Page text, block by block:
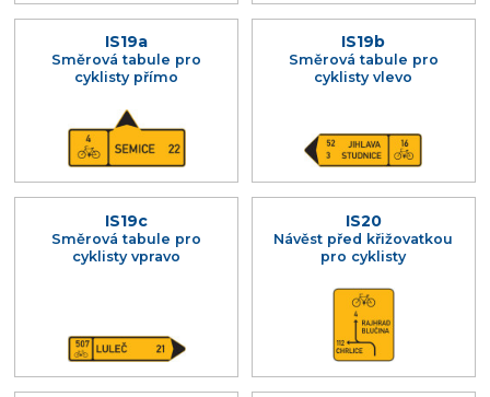
IS19a
Směrová tabule pro
cyklisty přímo
IS19b
Směrová tabule pro
cyklisty vlevo
IS19c
Směrová tabule pro
cyklisty vpravo
IS20
Návěst před křižovatkou
pro cyklisty